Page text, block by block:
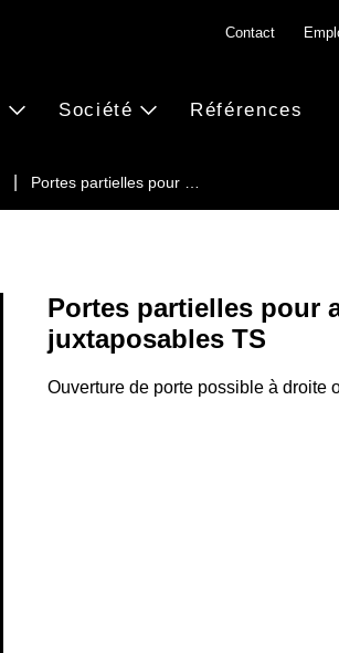
Portes partielles pour …
Société Références
Contact
Portes partielles pour
juxtaposables TS
Ouverture de porte possible à droite